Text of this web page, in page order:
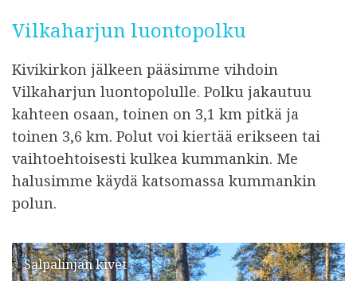
Vilkaharjun luontopolku
Kivikirkon jälkeen pääsimme vihdoin
Vilkaharjun luontopolulle. Polku jakautuu
kahteen osaan, toinen on 3,1 km pitkä ja
toinen 3,6 km. Polut voi kiertää erikseen tai
vaihtoehtoisesti kulkea kummankin. Me
halusimme käydä katsomassa kummankin
polun.
Salpalinjan kivet